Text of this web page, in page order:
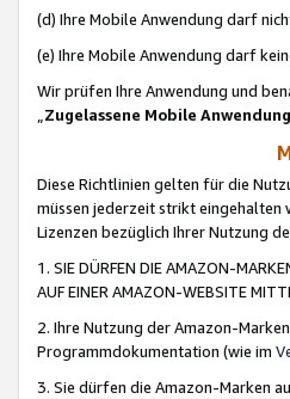
(d) Ihre Mobile Anwendung darf
(e) Ihre Mobile Anwendung darf
Wir prüfen Ihre Anwendung und
„Zugelassene Mobile Anwendung
Diese Richtlinien gelten für die
müssen jederzeit strikt eingehalten
Lizenzen bezüglich Ihrer Nutzung
1. SIE DÜRFEN DIE AMAZON-
AUF EINER AMAZON-WEBSITE
2. Ihre Nutzung der Amazon-
Programmdokumentation (wie im
3. Sie dürfen die Amazon-Marken